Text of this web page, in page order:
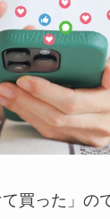
買った」の